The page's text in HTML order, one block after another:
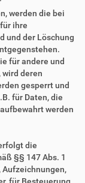
werden die bei
ihre
und der Löschung
für andere und
deren
gesperrt und
für Daten, die
werden
die
§§ 147 Abs. 1
Aufzeichnungen,